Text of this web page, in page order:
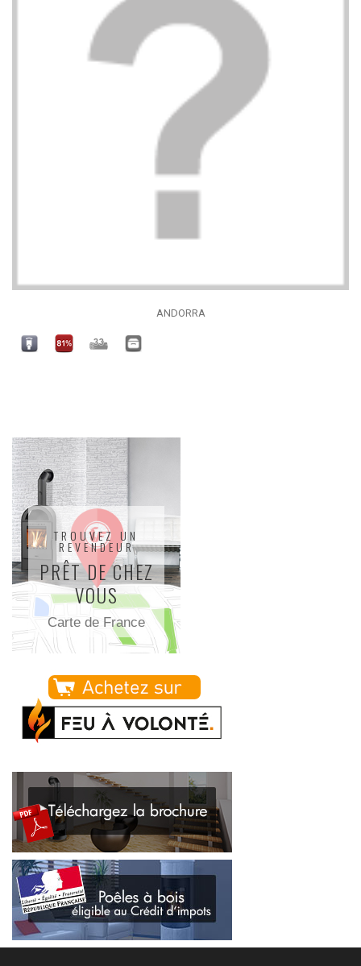
ANDORRA
TROUVEZ UN
REVENDEUR
PRÊT DE CHEZ
VOUS
Carte de France